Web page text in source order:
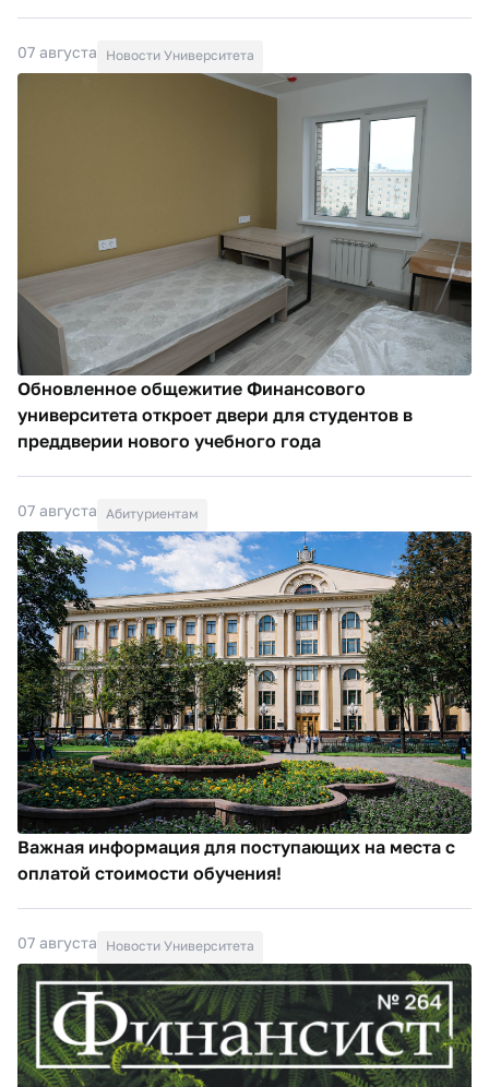
07 августа Новости Университета
Обновленное общежитие Финансового
университета откроет двери для студентов в
преддверии нового учебного года
07 августа Абитуриентам
Важная информация для поступающих на места с
оплатой стоимости обучения!
07 августа Новости Университета